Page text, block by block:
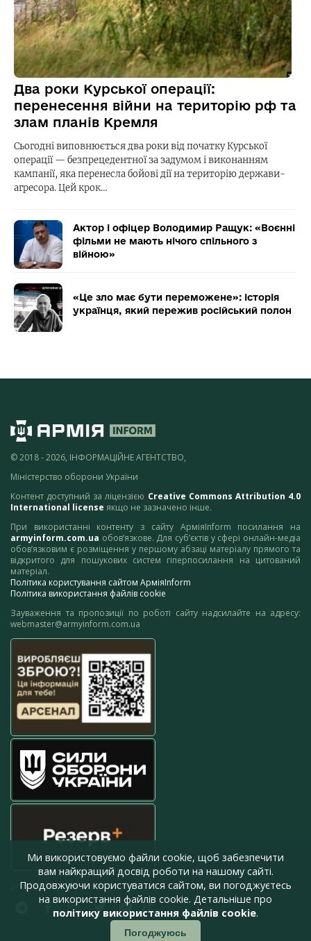
Два роки Курської операції:
перенесення війни на територію рф та
злам планів Кремля
Сьогодні виповнюється два роки від початку Курської
операції — безпрецедентної за задумом і виконанням
кампанії, яка перенесла бойові дії на територію держави-
агресора. Цей крок…
Актор і офіцер Володимир Ращук: «Воєнні
фільми не мають нічого спільного з
війною»
«Це зло має бути переможене»: історія
українця, який пережив російський полон
© 2018 - 2026, ІНФОРМАЦІЙНЕ АГЕНТСТВО,
Міністерство оборони України
Контент доступний за ліцензією Creative Commons Attribution 4.0
International license якщо не зазначено інше.
При використанні контенту з сайту АрміяInform посилання на
armyinform.com.ua обов’язкове. Для суб’єктів у сфері онлайн-медіа
обов’язковим є розміщення у першому абзаці матеріалу прямого та
відкритого для пошукових систем гіперпосилання на цитований
матеріал.
Політика користування сайтом АрміяInform
Політика використання файлів cookie
Зауваження та пропозиції по роботі сайту надсилайте на адресу:
webmaster@armyinform.com.ua
press@armyinform.com.ua
Ми використовуємо файли cookie, щоб забезпечити
вам найкращий досвід роботи на нашому сайті.
Продовжуючи користуватися сайтом, ви погоджуєтесь
на використання файлів cookie. Детальніше про
політику використання файлів cookie.
Погоджуюсь